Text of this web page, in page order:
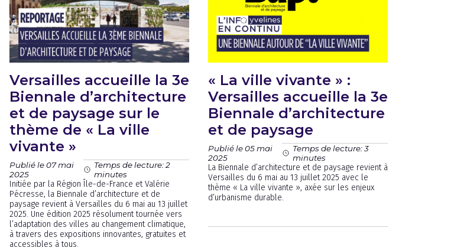
Versailles accueille la 3e
Biennale d’architecture
et de paysage sur le
thème de « La ville
vivante »
Publié le 07 mai
2025
Temps de lecture: 2
minutes
Initiée par la Région Île-de-France et Valérie
Pécresse, la Biennale d’architecture et de
paysage revient à Versailles du 6 mai au 13 juillet
2025. Une édition 2025 résolument tournée vers
l’adaptation des villes au changement climatique,
à travers des expositions innovantes, gratuites et
accessibles à tous.
« La ville vivante » :
Versailles accueille la 3e
Biennale d’architecture
et de paysage
Publié le 05 mai
2025
Temps de lecture: 3
minutes
La Biennale d’architecture et de paysage revient à
Versailles du 6 mai au 13 juillet 2025 avec le
thème « La ville vivante », axée sur les enjeux
d’urbanisme durable.